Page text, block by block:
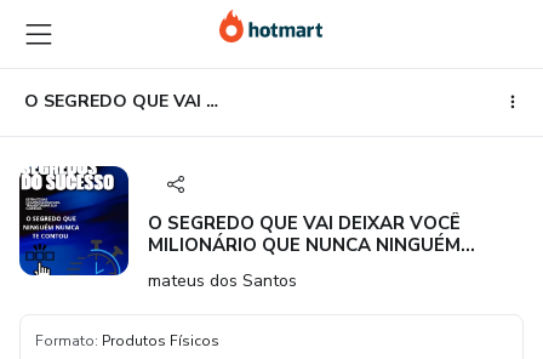
para
o
conteúdo
principal
para
o
pagamento
para
o
rodapé
O SEGREDO QUE VAI DEIXAR VOCÊ MILIONÁRIO QUE NUNCA NINGUÉM CONTOU
O SEGREDO QUE VAI DEIXAR VOCÊ
MILIONÁRIO QUE NUNCA NINGUÉM
mateus dos Santos
Formato: Produtos Físicos